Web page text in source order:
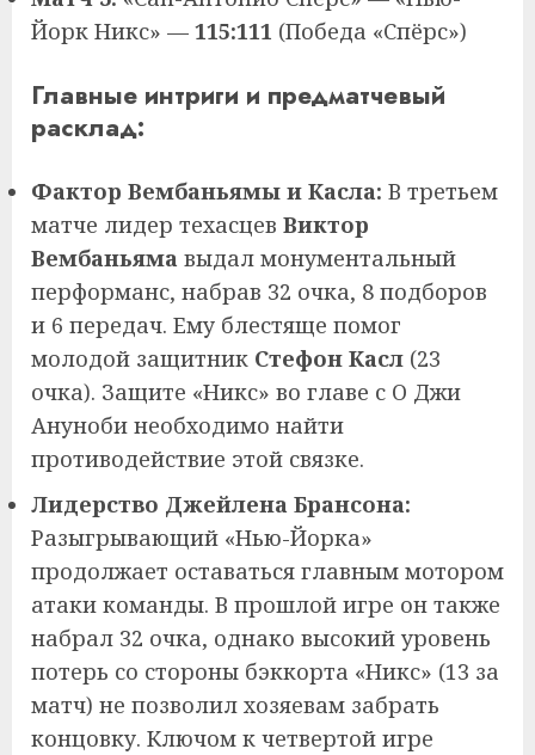
Йорк Никс» — 115:111 (Победа «Спёрс»)
Главные интриги и предматчевый
расклад:
Фактор Вембаньямы и Касла: В третьем
матче лидер техасцев Виктор
Вембаньяма выдал монументальный
перформанс, набрав 32 очка, 8 подборов
и 6 передач. Ему блестяще помог
молодой защитник Стефон Касл (23
очка). Защите «Никс» во главе с О Джи
Ануноби необходимо найти
противодействие этой связке.
Лидерство Джейлена Брансона:
Разыгрывающий «Нью-Йорка»
продолжает оставаться главным мотором
атаки команды. В прошлой игре он также
набрал 32 очка, однако высокий уровень
потерь со стороны бэккорта «Никс» (13 за
матч) не позволил хозяевам забрать
концовку. Ключом к четвертой игре